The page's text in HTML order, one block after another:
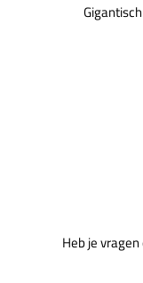
Heb je